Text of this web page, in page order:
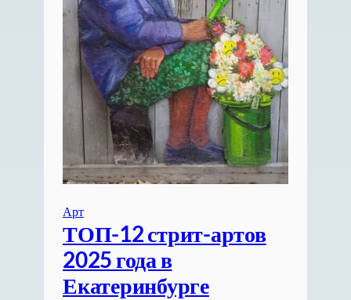
Арт
ТОП-12 стрит-артов
2025 года в
Екатеринбурге